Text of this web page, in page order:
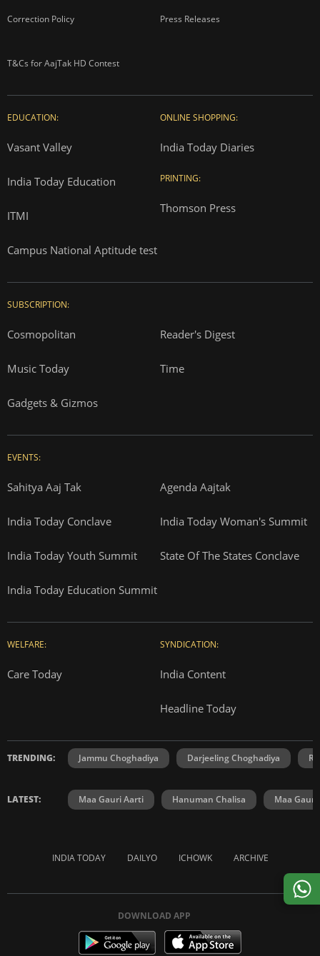
Correction Policy Press Releases
T&Cs for AajTak HD Contest
EDUCATION:
Vasant Valley
India Today Education
ITMI
Campus National Aptitude test
ONLINE SHOPPING:
India Today Diaries
PRINTING:
Thomson Press
SUBSCRIPTION:
Cosmopolitan Reader's Digest
Music Today Time
Gadgets & Gizmos
EVENTS:
Sahitya Aaj Tak Agenda Aajtak
India Today Conclave India Today Woman's Summit
India Today Youth Summit State Of The States Conclave
India Today Education Summit
WELFARE:
Care Today
SYNDICATION:
India Content
Headline Today
TRENDING: Jammu Choghadiya Darjeeling Choghadiya
LATEST: Maa Gauri Aarti Hanuman Chalisa Maa Gauri
INDIA TODAY DAILYO ICHOWK ARCHIVE
DOWNLOAD APP